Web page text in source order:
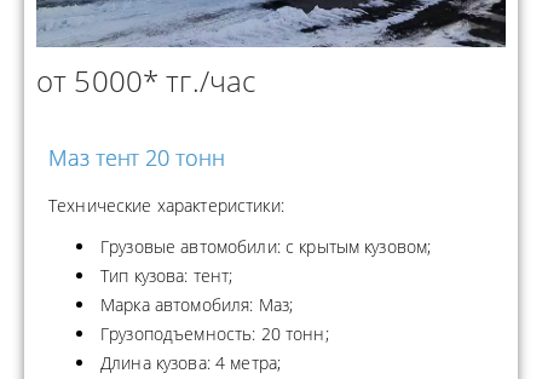
от 5000* тг./час
Маз тент 20 тонн
Технические характеристики:
Грузовые автомобили: с крытым кузовом;
Тип кузова: тент;
Марка автомобиля: Маз;
Грузоподъемность: 20 тонн;
Длина кузова: 4 метра;